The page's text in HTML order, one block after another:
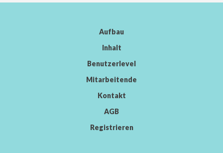
Aufbau
Inhalt
Benutzerlevel
Mitarbeitende
Kontakt
AGB
Registrieren